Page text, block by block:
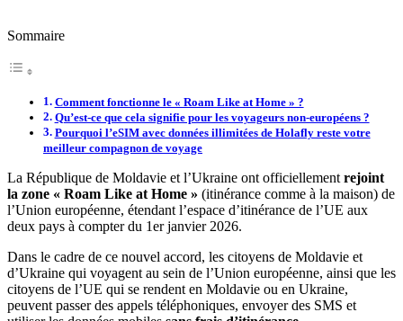
Sommaire
Comment fonctionne le « Roam Like at Home » ?
Qu’est-ce que cela signifie pour les voyageurs non-européens ?
Pourquoi l’eSIM avec données illimitées de Holafly reste votre
meilleur compagnon de voyage
La République de Moldavie et l’Ukraine ont officiellementrejoint
la zone « Roam Like at Home » (itinérance comme à la maison) de
l’Union européenne, étendant l’espace d’itinérance de l’UE aux
deux pays à compter du 1er janvier 2026.
Dans le cadre de ce nouvel accord, les citoyens de Moldavie et
d’Ukraine qui voyagent au sein de l’Union européenne, ainsi que les
citoyens de l’UE qui se rendent en Moldavie ou en Ukraine,
peuvent passer des appels téléphoniques, envoyer des SMS et